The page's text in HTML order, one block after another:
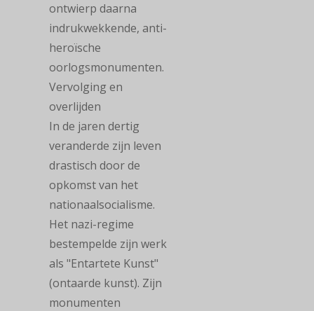
ontwierp daarna
indrukwekkende, anti-
heroïsche
oorlogsmonumenten.
Vervolging en
overlijden
In de jaren dertig
veranderde zijn leven
drastisch door de
opkomst van het
nationaalsocialisme.
Het nazi-regime
bestempelde zijn werk
als "Entartete Kunst"
(ontaarde kunst). Zijn
monumenten